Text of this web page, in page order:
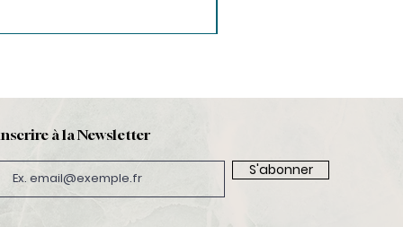
à la Newsletter
S'abonner